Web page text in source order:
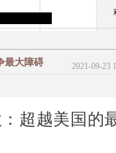
最大障碍 2021-09-23
超越美国的